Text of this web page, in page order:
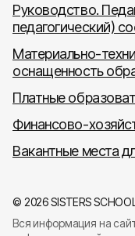
Руководство.
педагогический)
Материально-
оснащенность
Платные
Финансово-
Вакантные места
© 2026 SISTERS
Вся информация на